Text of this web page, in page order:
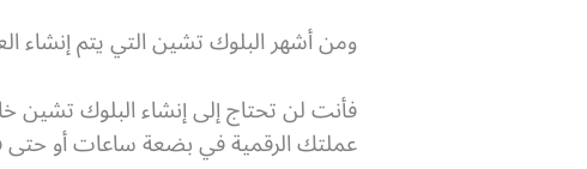
ومن أشهر البلوك تشين التي يتم إنشاء
فأنت لن تحتاج إلى إنشاء البلوك تشين
عملتك الرقمية في بضعة ساعات أو